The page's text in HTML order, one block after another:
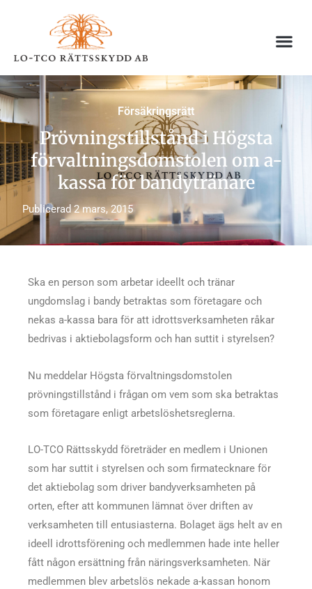
Försäkringsrätt
Prövningstillstånd i Högsta
förvaltningsdomstolen om a-
kassa för bandytränare
Publicerad 2 mars, 2015
Ska en person som arbetar ideellt och tränar
ungdomslag i bandy betraktas som företagare och
nekas a-kassa bara för att idrottsverksamheten råkar
bedrivas i aktiebolagsform och han suttit i styrelsen?
Nu meddelar Högsta förvaltningsdomstolen
prövningstillstånd i frågan om vem som ska betraktas
som företagare enligt arbetslöshetsreglerna.
LO-TCO Rättsskydd företräder en medlem i Unionen
som har suttit i styrelsen och som firmatecknare för
det aktiebolag som driver bandyverksamheten på
orten, efter att kommunen lämnat över driften av
verksamheten till entusiasterna. Bolaget ägs helt av en
ideell idrottsförening och medlemmen hade inte heller
fått någon ersättning från näringsverksamheten. När
medlemmen blev arbetslös nekade a-kassan honom